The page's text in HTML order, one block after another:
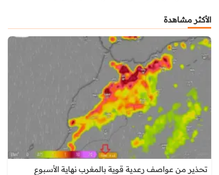
الأكثر مشاهدة
تحذير من عواصف رعدية قوية بالمغرب نهاية الأسبوع